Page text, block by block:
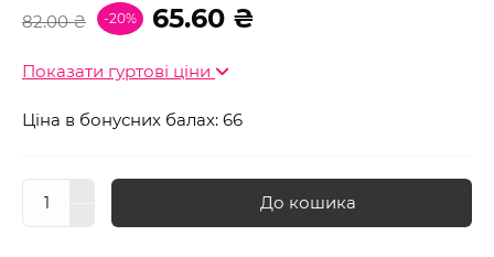
82.00 ₴ -20% 65.60 ₴
Показати гуртові ціни
Ціна в бонусних балах: 66
До кошика